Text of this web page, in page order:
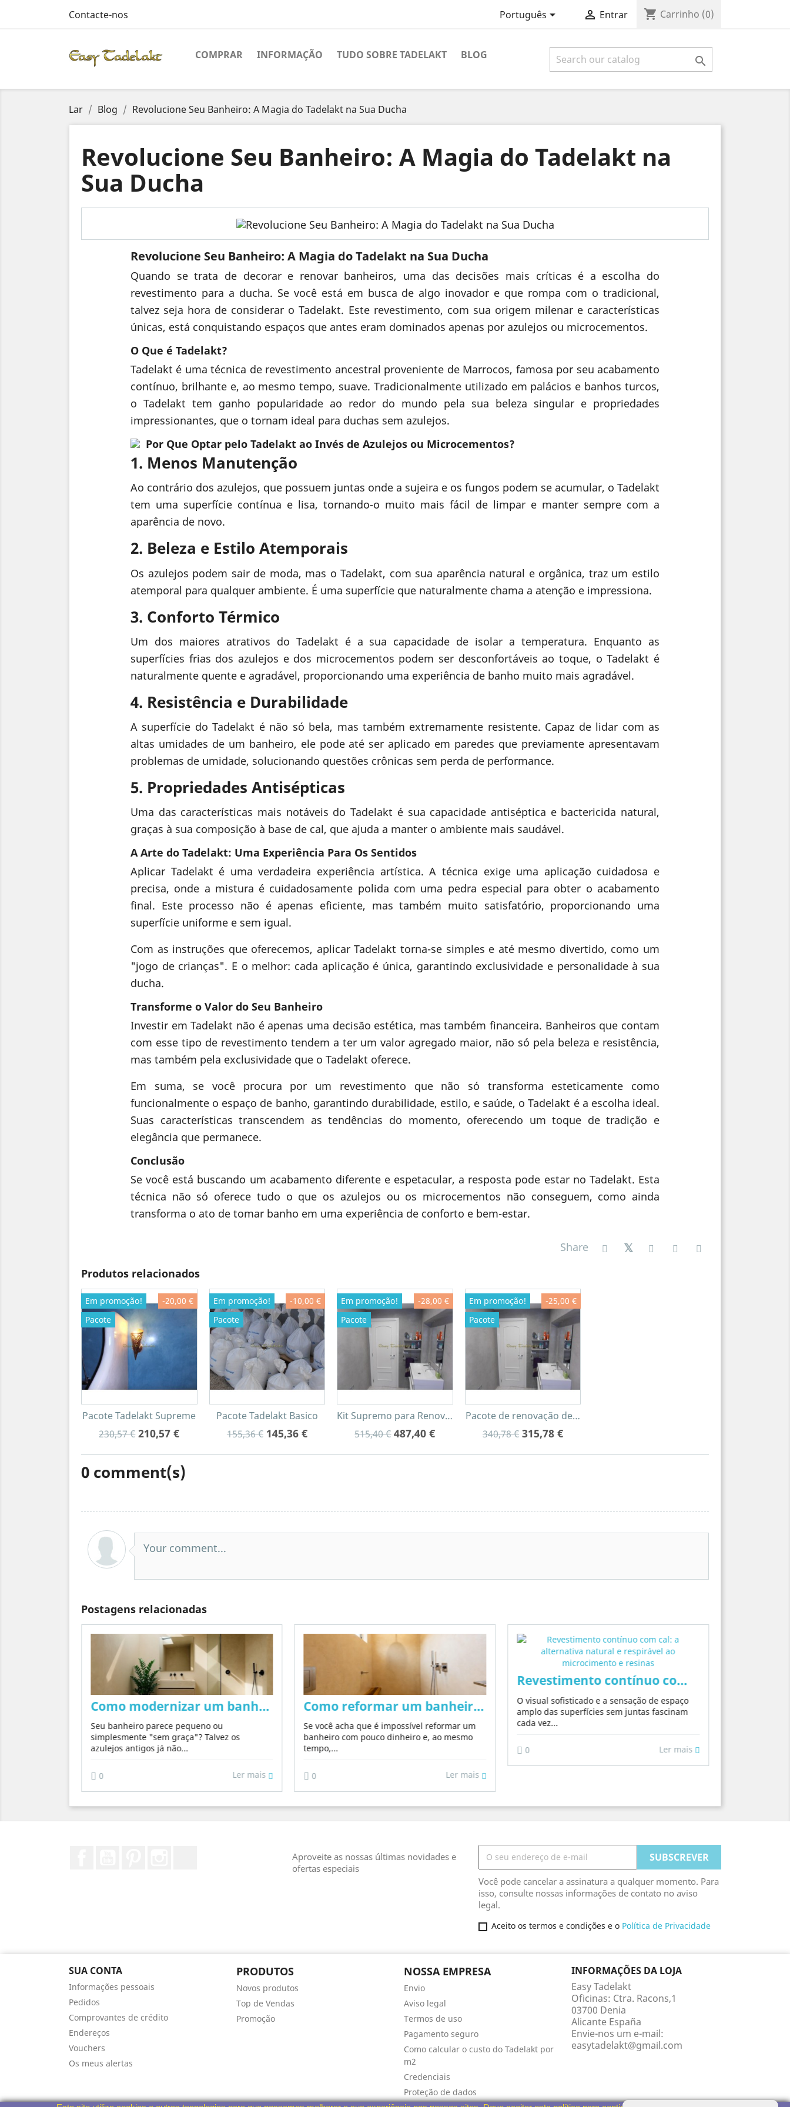
Contacte-nos Português  Entrar shopping_cart Carrinho (0)
COMPRAR INFORMAÇÃO TUDO SOBRE TADELAKT BLOG 
Lar Blog Revolucione Seu Banheiro: A Magia do Tadelakt na Sua Ducha
Revolucione Seu Banheiro: A Magia do Tadelakt na
Sua Ducha
Revolucione Seu Banheiro: A Magia do Tadelakt na Sua Ducha
Quando se trata de decorar e renovar banheiros, uma das decisões mais críticas é a escolha do
revestimento para a ducha. Se você está em busca de algo inovador e que rompa com o tradicional,
talvez seja hora de considerar o Tadelakt. Este revestimento, com sua origem milenar e características
únicas, está conquistando espaços que antes eram dominados apenas por azulejos ou microcementos.
O Que é Tadelakt?
Tadelakt é uma técnica de revestimento ancestral proveniente de Marrocos, famosa por seu acabamento
contínuo, brilhante e, ao mesmo tempo, suave. Tradicionalmente utilizado em palácios e banhos turcos,
o Tadelakt tem ganho popularidade ao redor do mundo pela sua beleza singular e propriedades
impressionantes, que o tornam ideal para duchas sem azulejos.
Por Que Optar pelo Tadelakt ao Invés de Azulejos ou Microcementos?
1. Menos Manutenção
Ao contrário dos azulejos, que possuem juntas onde a sujeira e os fungos podem se acumular, o Tadelakt
tem uma superfície contínua e lisa, tornando-o muito mais fácil de limpar e manter sempre com a
aparência de novo.
2. Beleza e Estilo Atemporais
Os azulejos podem sair de moda, mas o Tadelakt, com sua aparência natural e orgânica, traz um estilo
atemporal para qualquer ambiente. É uma superfície que naturalmente chama a atenção e impressiona.
3. Conforto Térmico
Um dos maiores atrativos do Tadelakt é a sua capacidade de isolar a temperatura. Enquanto as
superfícies frias dos azulejos e dos microcementos podem ser desconfortáveis ao toque, o Tadelakt é
naturalmente quente e agradável, proporcionando uma experiência de banho muito mais agradável.
4. Resistência e Durabilidade
A superfície do Tadelakt é não só bela, mas também extremamente resistente. Capaz de lidar com as
altas umidades de um banheiro, ele pode até ser aplicado em paredes que previamente apresentavam
problemas de umidade, solucionando questões crônicas sem perda de performance.
5. Propriedades Antisépticas
Uma das características mais notáveis do Tadelakt é sua capacidade antiséptica e bactericida natural,
graças à sua composição à base de cal, que ajuda a manter o ambiente mais saudável.
A Arte do Tadelakt: Uma Experiência Para Os Sentidos
Aplicar Tadelakt é uma verdadeira experiência artística. A técnica exige uma aplicação cuidadosa e
precisa, onde a mistura é cuidadosamente polida com uma pedra especial para obter o acabamento
final. Este processo não é apenas eficiente, mas também muito satisfatório, proporcionando uma
superfície uniforme e sem igual.
Com as instruções que oferecemos, aplicar Tadelakt torna-se simples e até mesmo divertido, como um
"jogo de crianças". E o melhor: cada aplicação é única, garantindo exclusividade e personalidade à sua
ducha.
Transforme o Valor do Seu Banheiro
Investir em Tadelakt não é apenas uma decisão estética, mas também financeira. Banheiros que contam
com esse tipo de revestimento tendem a ter um valor agregado maior, não só pela beleza e resistência,
mas também pela exclusividade que o Tadelakt oferece.
Em suma, se você procura por um revestimento que não só transforma esteticamente como
funcionalmente o espaço de banho, garantindo durabilidade, estilo, e saúde, o Tadelakt é a escolha ideal.
Suas características transcendem as tendências do momento, oferecendo um toque de tradição e
elegância que permanece.
Conclusão
Se você está buscando um acabamento diferente e espetacular, a resposta pode estar no Tadelakt. Esta
técnica não só oferece tudo o que os azulejos ou os microcementos não conseguem, como ainda
transforma o ato de tomar banho em uma experiência de conforto e bem-estar.
Share
Produtos relacionados
Em promoção!
Pacote
Pacote Tadelakt Supreme
230,57 € 210,57 €
-20,00 €
Em promoção!
Pacote
Pacote Tadelakt Basico
155,36 € 145,36 €
-10,00 €
Em promoção!
Pacote
Kit Supremo para Renovação de Banheiros...
515,40 € 487,40 €
-28,00 €
Em promoção!
Pacote
Pacote de renovação de banheiro Tadelakt ,...
340,78 € 315,78 €
-25,00 €
0 comment(s)
Your comment...
Postagens relacionadas
nas paredes de forma natural, sem químicos nem microcimento
Como modernizar um banheiro em 2026: ideias, materiais e tendências sem reforma pesada
Seu banheiro parece pequeno ou
simplesmente "sem graça"? Talvez os
azulejos antigos já não...
0 Ler mais
Como reformar um banheiro com pouco dinheiro sem parecer barato: o guia
Se você acha que é impossível reformar um
banheiro com pouco dinheiro e, ao mesmo
tempo,...
0 Ler mais
Revestimento contínuo com cal: a
O visual sofisticado e a sensação de espaço
amplo das superfícies sem juntas fascinam
cada vez...
0 Ler mais
Aproveite as nossas últimas novidades e
ofertas especiais
Você pode cancelar a assinatura a qualquer momento. Para
isso, consulte nossas informações de contato no aviso
legal.
Aceito os termos e condições e o Política de Privacidade
SUA CONTA
Informações pessoais
Pedidos
Comprovantes de crédito
Endereços
Vouchers
Os meus alertas
PRODUTOS
Novos produtos
Top de Vendas
Promoção
NOSSA EMPRESA
Envio
Aviso legal
Termos de uso
Pagamento seguro
Como calcular o custo do Tadelakt por
m2
Credenciais
Proteção de dados
INFORMAÇÕES DA LOJA
Easy Tadelakt
Oficinas: Ctra. Racons,1
03700 Denia
Alicante España
Envie-nos um e-mail:
easytadelakt@gmail.com